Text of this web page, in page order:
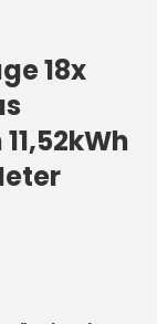
18x
5 Sternen